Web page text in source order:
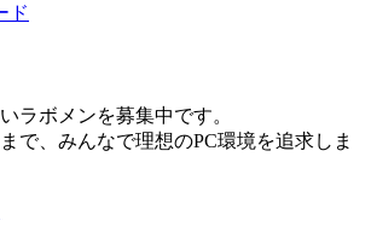
ド
ラボメンを募集中です。
で、みんなで理想のPC環境を追求しま